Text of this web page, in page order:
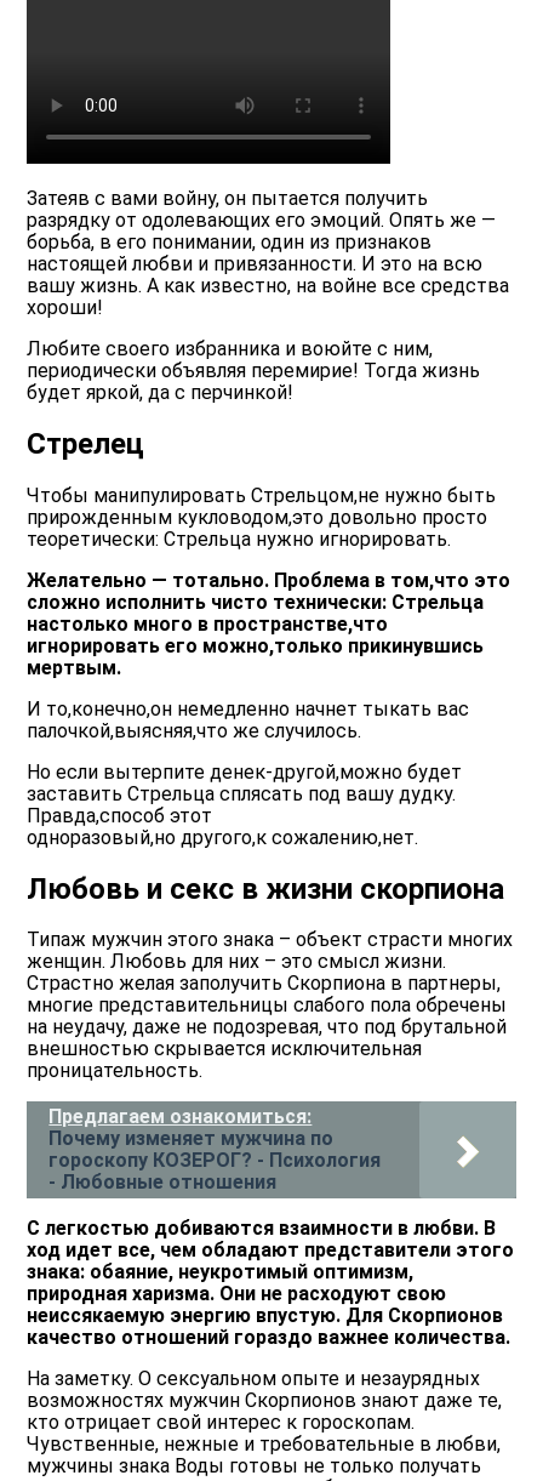
Затеяв с вами войну, он пытается получить
разрядку от одолевающих его эмоций. Опять же —
борьба, в его понимании, один из признаков
настоящей любви и привязанности. И это на всю
вашу жизнь. А как известно, на войне все средства
хороши!
Любите своего избранника и воюйте с ним,
периодически объявляя перемирие! Тогда жизнь
будет яркой, да с перчинкой!
Стрелец
Чтобы манипулировать Стрельцом,не нужно быть
прирожденным кукловодом,это довольно просто
теоретически: Стрельца нужно игнорировать.
Желательно — тотально. Проблема в том,что это
сложно исполнить чисто технически: Стрельца
настолько много в пространстве,что
игнорировать его можно,только прикинувшись
мертвым.
И то,конечно,он немедленно начнет тыкать вас
палочкой,выясняя,что же случилось.
Но если вытерпите денек-другой,можно будет
заставить Стрельца сплясать под вашу дудку.
Правда,способ этот
одноразовый,но другого,к сожалению,нет.
Любовь и секс в жизни скорпиона
Типаж мужчин этого знака – объект страсти многих
женщин. Любовь для них – это смысл жизни.
Страстно желая заполучить Скорпиона в партнеры,
многие представительницы слабого пола обречены
на неудачу, даже не подозревая, что под брутальной
внешностью скрывается исключительная
проницательность.
Предлагаем ознакомиться:
Почему изменяет мужчина по
гороскопу КОЗЕРОГ? - Психология
- Любовные отношения
С легкостью добиваются взаимности в любви. В
ход идет все, чем обладают представители этого
знака: обаяние, неукротимый оптимизм,
природная харизма. Они не расходуют свою
неиссякаемую энергию впустую. Для Скорпионов
качество отношений гораздо важнее количества.
На заметку. О сексуальном опыте и незаурядных
возможностях мужчин Скорпионов знают даже те,
кто отрицает свой интерес к гороскопам.
Чувственные, нежные и требовательные в любви,
мужчины знака Воды готовы не только получать